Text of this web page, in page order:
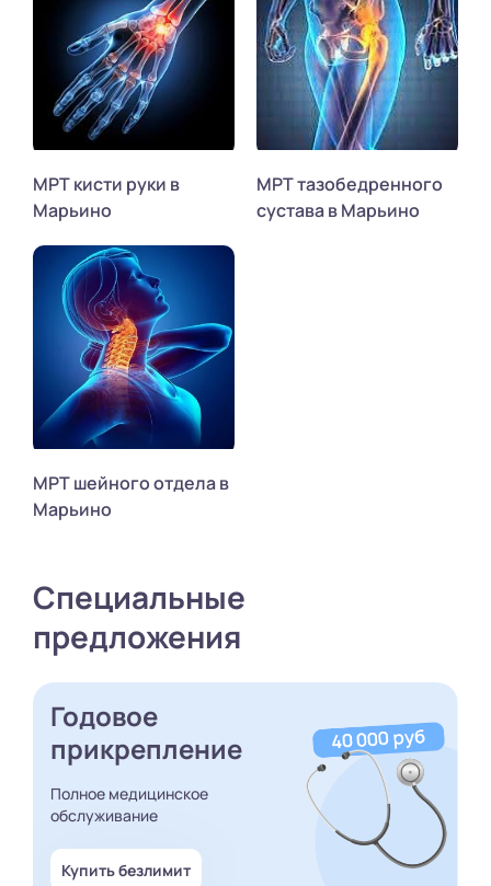
МРТ кисти руки в
Марьино
МРТ тазобедренного
сустава в Марьино
МРТ шейного отдела в
Марьино
Специальные
предложения
Годовое
прикрепление
Полное медицинское
обслуживание
Купить безлимит